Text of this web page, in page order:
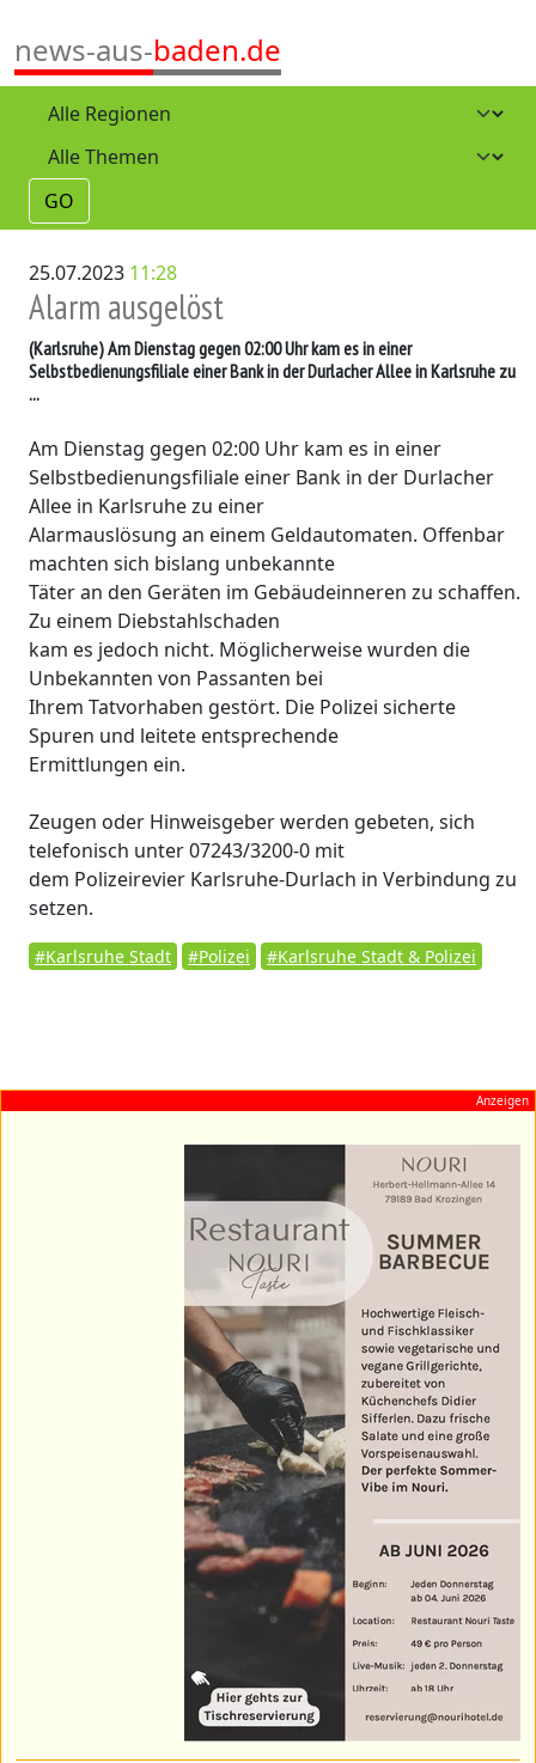
news-aus-baden.de
GO
25.07.2023 11:28
Alarm ausgelöst
(Karlsruhe)Am Dienstag gegen 02:00 Uhr kam es in einer
Selbstbedienungsfiliale einer Bank in der Durlacher Allee in Karlsruhe zu
...
Am Dienstag gegen 02:00 Uhr kam es in einer
Selbstbedienungsfiliale einer Bank in der Durlacher
Allee in Karlsruhe zu einer
Alarmauslösung an einem Geldautomaten. Offenbar
machten sich bislang unbekannte
Täter an den Geräten im Gebäudeinneren zu schaffen.
Zu einem Diebstahlschaden
kam es jedoch nicht. Möglicherweise wurden die
Unbekannten von Passanten bei
Ihrem Tatvorhaben gestört. Die Polizei sicherte
Spuren und leitete entsprechende
Ermittlungen ein.
Zeugen oder Hinweisgeber werden gebeten, sich
telefonisch unter 07243/3200-0 mit
dem Polizeirevier Karlsruhe-Durlach in Verbindung zu
setzen.
#Karlsruhe Stadt #Polizei #Karlsruhe Stadt & Polizei
Anzeigen